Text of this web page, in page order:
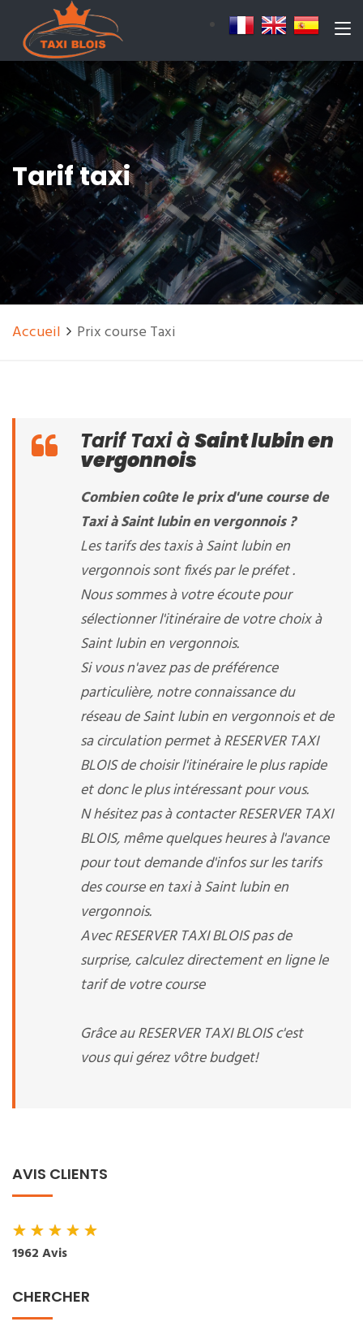
Tarif taxi
Accueil Prix course Taxi
Tarif Taxi àSaint lubin en
vergonnois
Combien coûte le prix d'une course de
Taxi à Saint lubin en vergonnois ?
Les tarifs des taxis à Saint lubin en
vergonnois sont fixés par le préfet .
Nous sommes à votre écoute pour
sélectionner l'itinéraire de votre choix à
Saint lubin en vergonnois.
Si vous n'avez pas de préférence
particulière, notre connaissance du
réseau de Saint lubin en vergonnois et de
sa circulation permet à RESERVER TAXI
BLOIS de choisir l'itinéraire le plus rapide
et donc le plus intéressant pour vous.
N hésitez pas à contacter RESERVER TAXI
BLOIS, même quelques heures à l'avance
pour tout demande d'infos sur les tarifs
des course en taxi à Saint lubin en
vergonnois.
Avec RESERVER TAXI BLOIS pas de
surprise, calculez directement en ligne le
tarif de votre course
Grâce au RESERVER TAXI BLOIS c'est
vous qui gérez vôtre budget!
AVIS CLIENTS
★★★★★
1962 Avis
CHERCHER